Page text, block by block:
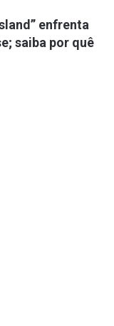
enfrenta
saiba por quê